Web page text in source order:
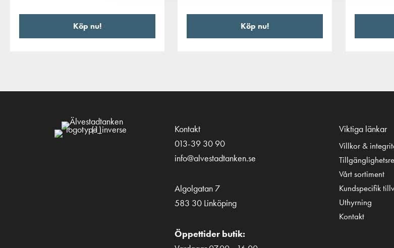
Köp nu! Köp nu!
Kontakt
013-39 30 90
info@alvestadtanken.se
Algolgatan 7
583 30 Linköping
Öppettider butik:
Viktiga länkar
Villkor &
Vårt sortiment
Kundspecifik
Uthyrning
Kontakt